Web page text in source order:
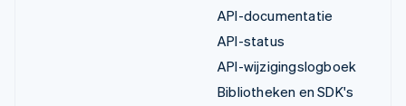
API-documentatie
API-status
API-wijzigingslogboek
Bibliotheken en SDK's